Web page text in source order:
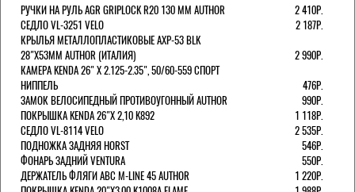
РУЧКИ НА РУЛЬ AGR GRIPLOCK R20 130 ММ AUTHOR
2 410Р.
СЕДЛО VL-3251 VELO
2 187Р.
КРЫЛЬЯ МЕТАЛЛОПЛАСТИКОВЫЕ AXP-53 BLK
28"Х53ММ AUTHOR (ИТАЛИЯ)
2 990Р.
КАМЕРА KENDA 26" Х 2.125-2.35", 50/60-559 СПОРТ
НИППЕЛЬ
476Р.
ЗАМОК ВЕЛОСИПЕДНЫЙ ПРОТИВОУГОННЫЙ AUTHOR
990Р.
ПОКРЫШКА KENDA 26"Х 2,10 K892
1 118Р.
СЕДЛО VL-8114 VELO
2 535Р.
ПОДНОЖКА ЗАДНЯЯ HORST
546Р.
ФОНАРЬ ЗАДНИЙ VENTURA
550Р.
ДЕРЖАТЕЛЬ ФЛЯГИ АВС M-LINE 45 AUTHOR
1 220Р.